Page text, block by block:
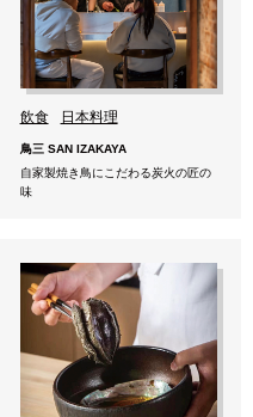
飲食 日本料理
鳥三 SAN IZAKAYA
自家製焼き鳥にこだわる炭火の匠の
味